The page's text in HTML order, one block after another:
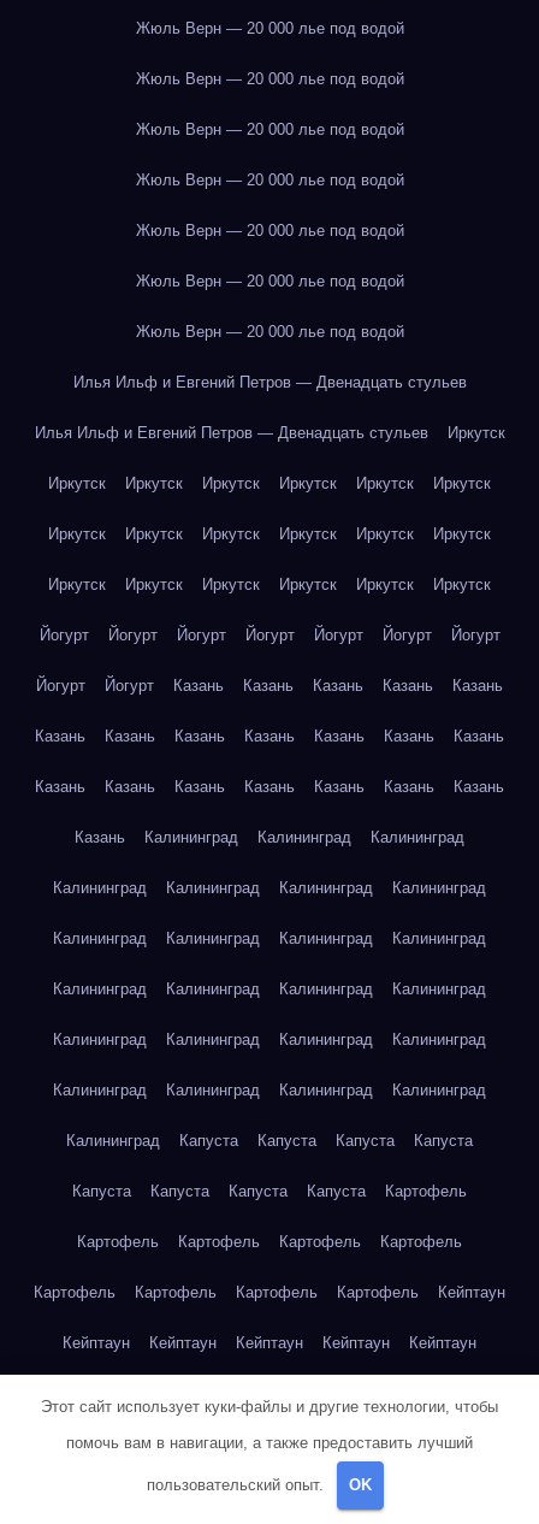
Жюль Верн — 20 000 лье под водой
Жюль Верн — 20 000 лье под водой
Жюль Верн — 20 000 лье под водой
Жюль Верн — 20 000 лье под водой
Жюль Верн — 20 000 лье под водой
Жюль Верн — 20 000 лье под водой
Жюль Верн — 20 000 лье под водой
Илья Ильф и Евгений Петров — Двенадцать стульев
Илья Ильф и Евгений Петров — Двенадцать стульев Иркутск
Иркутск Иркутск Иркутск Иркутск Иркутск Иркутск
Иркутск Иркутск Иркутск Иркутск Иркутск Иркутск
Иркутск Иркутск Иркутск Иркутск Иркутск Иркутск
Йогурт Йогурт Йогурт Йогурт Йогурт Йогурт Йогурт
Йогурт Йогурт Казань Казань Казань Казань Казань
Казань Казань Казань Казань Казань Казань Казань
Казань Казань Казань Казань Казань Казань Казань
Казань Калининград Калининград Калининград
Калининград Калининград Калининград Калининград
Калининград Калининград Калининград Калининград
Калининград Калининград Калининград Калининград
Калининград Калининград Калининград Калининград
Калининград Калининград Калининград Калининград
Калининград Капуста Капуста Капуста Капуста
Капуста Капуста Капуста Капуста Картофель
Картофель Картофель Картофель Картофель
Картофель Картофель Картофель Картофель Кейптаун
Кейптаун Кейптаун Кейптаун Кейптаун Кейптаун
Кейптаун Кейптаун Кейптаун Кейптаун Кейптаун
Кейптаун Кейптаун Кейптаун
Этот сайт использует куки-файлы и другие технологии, чтобы
помочь вам в навигации, а также предоставить лучший
пользовательский опыт. OK